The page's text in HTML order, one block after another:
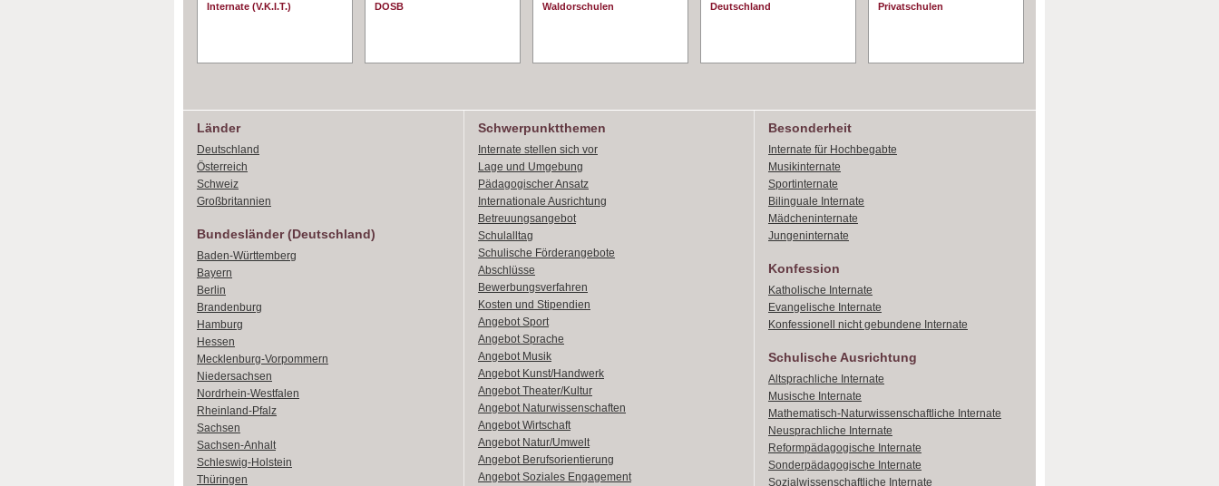
Internate (V.K.I.T.)
DOSB
Waldorschulen
Deutschland
Privatschulen
Länder
Deutschland
Österreich
Schweiz
Großbritannien
Bundesländer (Deutschland)
Baden-Württemberg
Bayern
Berlin
Brandenburg
Hamburg
Hessen
Mecklenburg-Vorpommern
Niedersachsen
Nordrhein-Westfalen
Rheinland-Pfalz
Sachsen
Sachsen-Anhalt
Schleswig-Holstein
Thüringen
Schwerpunktthemen
Internate stellen sich vor
Lage und Umgebung
Pädagogischer Ansatz
Internationale Ausrichtung
Betreuungsangebot
Schulalltag
Schulische Förderangebote
Abschlüsse
Bewerbungsverfahren
Kosten und Stipendien
Angebot Sport
Angebot Sprache
Angebot Musik
Angebot Kunst/Handwerk
Angebot Theater/Kultur
Angebot Naturwissenschaften
Angebot Wirtschaft
Angebot Natur/Umwelt
Angebot Berufsorientierung
Angebot Soziales Engagement
Besonderheit
Internate für Hochbegabte
Musikinternate
Sportinternate
Bilinguale Internate
Mädcheninternate
Jungeninternate
Konfession
Katholische Internate
Evangelische Internate
Konfessionell nicht gebundene Internate
Schulische Ausrichtung
Altsprachliche Internate
Musische Internate
Mathematisch-Naturwissenschaftliche Internate
Neusprachliche Internate
Reformpädagogische Internate
Sonderpädagogische Internate
Sozialwissenschaftliche Internate